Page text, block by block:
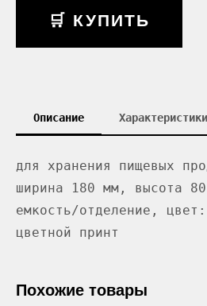
🛒 КУПИТЬ
Описание Характеристики
для хранения пищевых
ширина 180 мм, высота
емкость/отделение,
цветной принт
Похожие товары